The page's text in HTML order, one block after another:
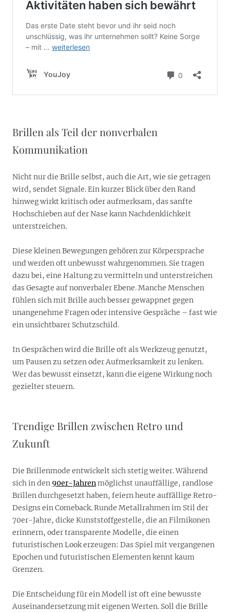
Brillen als Teil der nonverbalen
Kommunikation
Nicht nur die Brille selbst, auch die Art, wie sie getragen
wird, sendet Signale. Ein kurzer Blick über den Rand
hinweg wirkt kritisch oder aufmerksam, das sanfte
Hochschieben auf der Nase kann Nachdenklichkeit
unterstreichen.
Diese kleinen Bewegungen gehören zur Körpersprache
und werden oft unbewusst wahrgenommen. Sie tragen
dazu bei, eine Haltung zu vermitteln und unterstreichen
das Gesagte auf nonverbaler Ebene. Manche Menschen
fühlen sich mit Brille auch besser gewappnet gegen
unangenehme Fragen oder intensive Gespräche – fast wie
ein unsichtbarer Schutzschild.
In Gesprächen wird die Brille oft als Werkzeug genutzt,
um Pausen zu setzen oder Aufmerksamkeit zu lenken.
Wer das bewusst einsetzt, kann die eigene Wirkung noch
gezielter steuern.
Trendige Brillen zwischen Retro und
Zukunft
Die Brillenmode entwickelt sich stetig weiter. Während
sich in den 90er-Jahrenmöglichst unauffällige, randlose
Brillen durchgesetzt haben, feiern heute auffällige Retro-
Designs ein Comeback. Runde Metallrahmen im Stil der
70er-Jahre, dicke Kunststoffgestelle, die an Filmikonen
erinnern, oder transparente Modelle, die einen
futuristischen Look erzeugen: Das Spiel mit vergangenen
Epochen und futuristischen Elementen kennt kaum
Grenzen.
Die Entscheidung für ein Modell ist oft eine bewusste
Auseinandersetzung mit eigenen Werten. Soll die Brille